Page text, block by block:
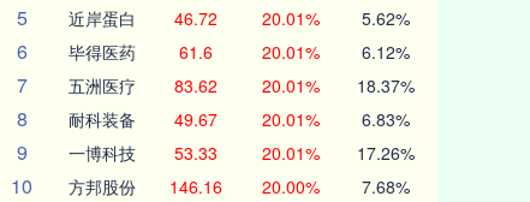
5 近岸蛋白 46.72 20.01% 5.62%
6 毕得医药 61.6 20.01% 6.12%
7 五洲医疗 83.62 20.01% 18.37%
8 耐科装备 49.67 20.01% 6.83%
9 一博科技 53.33 20.01% 17.26%
10 方邦股份 146.16 20.00% 7.68%